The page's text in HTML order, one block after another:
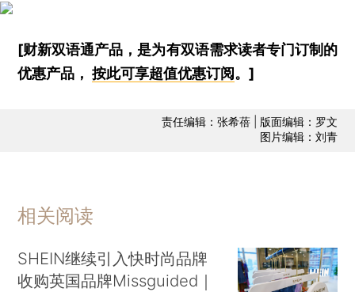
[财新双语通产品，是为有双语需求读者专门订制的
优惠产品，按此可享超值优惠订阅。]
责任编辑：张希蓓 | 版面编辑：罗文
图片编辑：刘青
相关阅读
SHEIN继续引入快时尚品牌
收购英国品牌Missguided｜